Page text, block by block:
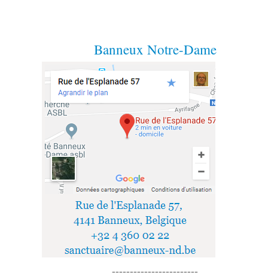
Banneux Notre-Dame
------------------------